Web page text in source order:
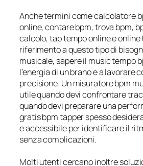
Anche termini come calcolatore
online, contare bpm, trova bpm,
calcolo, tap tempo online e
riferimento a questo tipo di
musicale, sapere il music tempo
l’energia di un brano e a lavorare
precisione. Un misuratore bpm
utile quando devi confrontare
quando devi preparare una
gratis bpm tapper spesso
e accessibile per identificare il
senza complicazioni.
Molti utenti cercano inoltre